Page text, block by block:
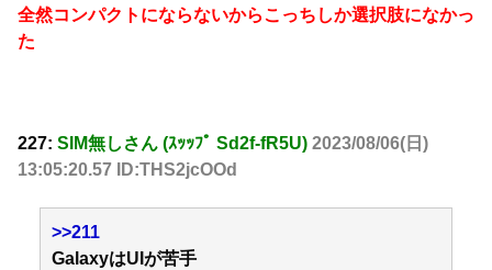
全然コンパクトにならないからこっちしか選択肢になかっ
た
227: SIM無しさん (ｽｯｯﾌﾟ Sd2f-fR5U) 2023/08/06(日)
13:05:20.57 ID:THS2jcOOd
>>211
GalaxyはUIが苦手